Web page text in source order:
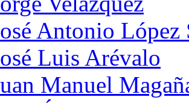
Antonio López
Luis Arévalo
Manuel